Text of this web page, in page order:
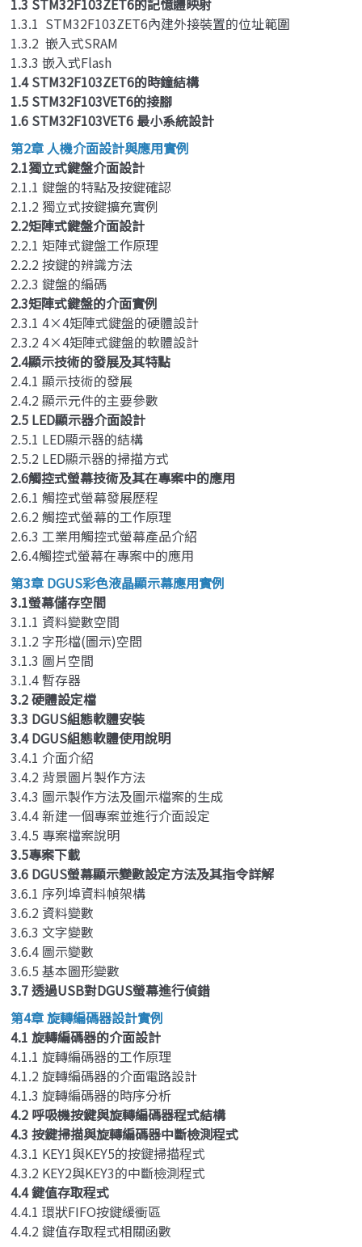
1.3.1 STM32F103ZET6內建外接裝置的位址範圍
1.3.2 嵌入式SRAM
1.3.3 嵌入式Flash
1.4 STM32F103ZET6的時鐘結構
1.5 STM32F103VET6的接腳
1.6 STM32F103VET6 最小系統設計
第2章 人機介面設計與應用實例
2.1獨立式鍵盤介面設計
2.1.1 鍵盤的特點及按鍵確認
2.1.2 獨立式按鍵擴充實例
2.2矩陣式鍵盤介面設計
2.2.1 矩陣式鍵盤工作原理
2.2.2 按鍵的辨識方法
2.2.3 鍵盤的編碼
2.3矩陣式鍵盤的介面實例
2.3.1 4×4矩陣式鍵盤的硬體設計
2.3.2 4×4矩陣式鍵盤的軟體設計
2.4顯示技術的發展及其特點
2.4.1 顯示技術的發展
2.4.2 顯示元件的主要參數
2.5 LED顯示器介面設計
2.5.1 LED顯示器的結構
2.5.2 LED顯示器的掃描方式
2.6觸控式螢幕技術及其在專案中的應用
2.6.1 觸控式螢幕發展歷程
2.6.2 觸控式螢幕的工作原理
2.6.3 工業用觸控式螢幕產品介紹
2.6.4觸控式螢幕在專案中的應用
第3章 DGUS彩色液晶顯示幕應用實例
3.1螢幕儲存空間
3.1.1 資料變數空間
3.1.2 字形檔(圖示)空間
3.1.3 圖片空間
3.1.4 暫存器
3.2 硬體設定檔
3.3 DGUS組態軟體安裝
3.4 DGUS組態軟體使用說明
3.4.1 介面介紹
3.4.2 背景圖片製作方法
3.4.3 圖示製作方法及圖示檔案的生成
3.4.4 新建一個專案並進行介面設定
3.4.5 專案檔案說明
3.5專案下載
3.6 DGUS螢幕顯示變數設定方法及其指令詳解
3.6.1 序列埠資料幀架構
3.6.2 資料變數
3.6.3 文字變數
3.6.4 圖示變數
3.6.5 基本圖形變數
3.7 透過USB對DGUS螢幕進行偵錯
第4章 旋轉編碼器設計實例
4.1 旋轉編碼器的介面設計
4.1.1 旋轉編碼器的工作原理
4.1.2 旋轉編碼器的介面電路設計
4.1.3 旋轉編碼器的時序分析
4.2 呼吸機按鍵與旋轉編碼器程式結構
4.3 按鍵掃描與旋轉編碼器中斷檢測程式
4.3.1 KEY1與KEY5的按鍵掃描程式
4.3.2 KEY2與KEY3的中斷檢測程式
4.4 鍵值存取程式
4.4.1 環狀FIFO按鍵緩衝區
4.4.2 鍵值存取程式相關函數